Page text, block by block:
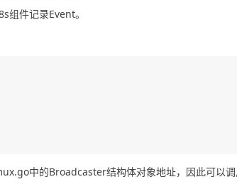
组件记录Event。
中的Broadcaster结构体对象地址，因此可以